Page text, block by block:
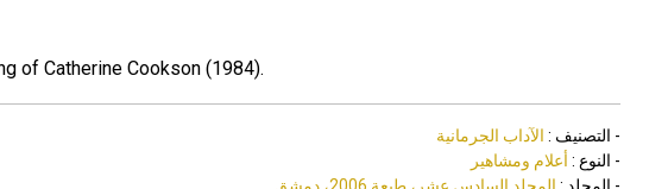
of Catherine Cookson (1984).
- التصنيف : الآداب الجرمانية
- النوع : أعلام ومشاهير